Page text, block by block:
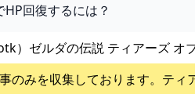
回復するには？
）ゼルダの伝説 ティアーズ
のみを収集しております。 ティ